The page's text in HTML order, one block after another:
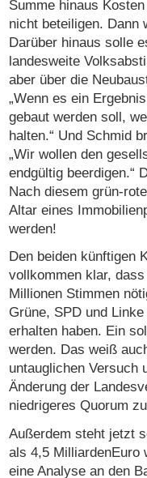
Summe hinaus
nicht beteiligen. Dann
Darüber hinaus solle
landesweite
aber über die
„Wenn es ein
gebaut werden soll,
halten.“ Und Schmid
„Wir wollen den
endgültig beerdigen.“
Nach diesem grün-
Altar eines
werden!
Den beiden künftigen
vollkommen klar,
Millionen Stimmen
Grüne, SPD und
erhalten haben. Ein
werden. Das weiß
untauglichen Versuch
Änderung der
niedrigeres Quorum
Außerdem steht jetzt
als 4,5 MilliardenEuro
eine Analyse an den